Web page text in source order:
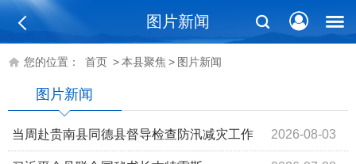
图片新闻
您的位置： 首页 >本县聚焦 > 图片新闻
图片新闻
2026-08-03
当周赴贵南县同德县督导检查防汛减灾工作